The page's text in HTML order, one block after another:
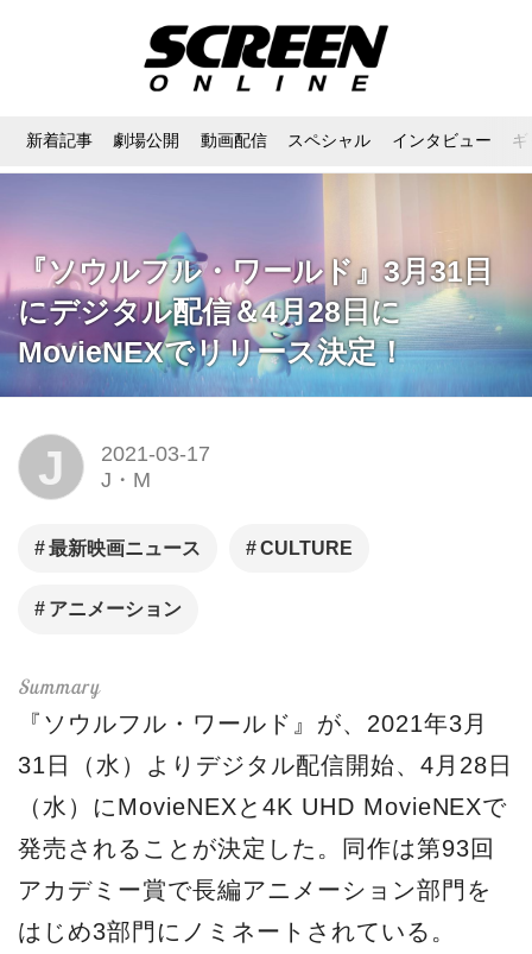
新着記事 劇場公開 動画配信 スペシャル インタビュー
『ソウルフル・ワールド』3月31日
にデジタル配信＆4月28日に
MovieNEXでリリース決定！
J
2021-03-17
J・M
最新映画ニュース CULTURE
アニメーション
『ソウルフル・ワールド』が、2021年3月
31日（水）よりデジタル配信開始、4月28日
（水）にMovieNEXと4K UHD MovieNEXで
発売されることが決定した。同作は第93回
アカデミー賞で長編アニメーション部門を
はじめ3部門にノミネートされている。